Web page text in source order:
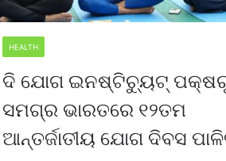
HEALTH
ଦି ଯୋଗ ଇନଷ୍ଟିଚ୍ୟୁଟ୍
ସମଗ୍ର ଭାରତରେ ୧୨ତମ
ଆନ୍ତର୍ଜାତୀୟ ଯୋଗ ଦିବସ